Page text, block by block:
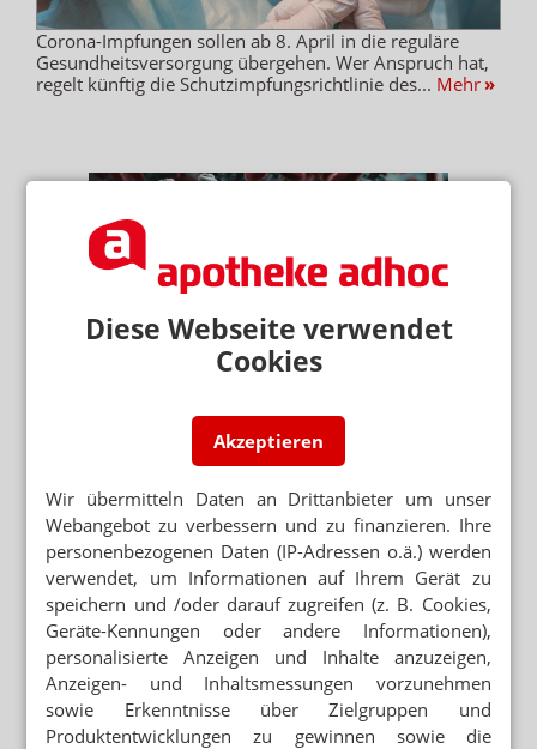
Diese Webseite verwendet
Cookies
Akzeptieren
Wir übermitteln Daten an Drittanbieter um unser
Webangebot zu verbessern und zu finanzieren. Ihre
personenbezogenen Daten (IP-Adressen o.ä.) werden
verwendet, um Informationen auf Ihrem Gerät zu
speichern und /oder darauf zugreifen (z. B. Cookies,
Geräte-Kennungen oder andere Informationen),
personalisierte Anzeigen und Inhalte anzuzeigen,
Anzeigen- und Inhaltsmessungen vorzunehmen
sowie Erkenntnisse über Zielgruppen und
Produktentwicklungen zu gewinnen sowie die
Corona-Impfungen sollen ab 8. April in die reguläre
Gesundheitsversorgung übergehen. Wer Anspruch hat,
regelt künftig die Schutzimpfungsrichtlinie des... Mehr »
Impfung bei Erkältung: Was ist zu
Verhalten nach der Impfung: Dos &
Don'ts
Auswahl und Einsatz von
verschiedenen Maskenmodellen
MEIST GELESEN
Wieder Vitamin-D-Vergiftung
bei Säugling
Erneut wurde im Juli eine schwere
Vitamin-D-Vergiftung bei einem Säugling in
Deutschland gemeldet. Grund hierfür war
eine Fehlverabreichung eines...Mehr »